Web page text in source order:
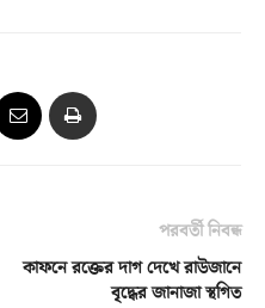
পরবর্তী নিবন্ধ
কাফনে রক্তের দাগ দেখে রাউজানে
বৃদ্ধের জানাজা স্থগিত